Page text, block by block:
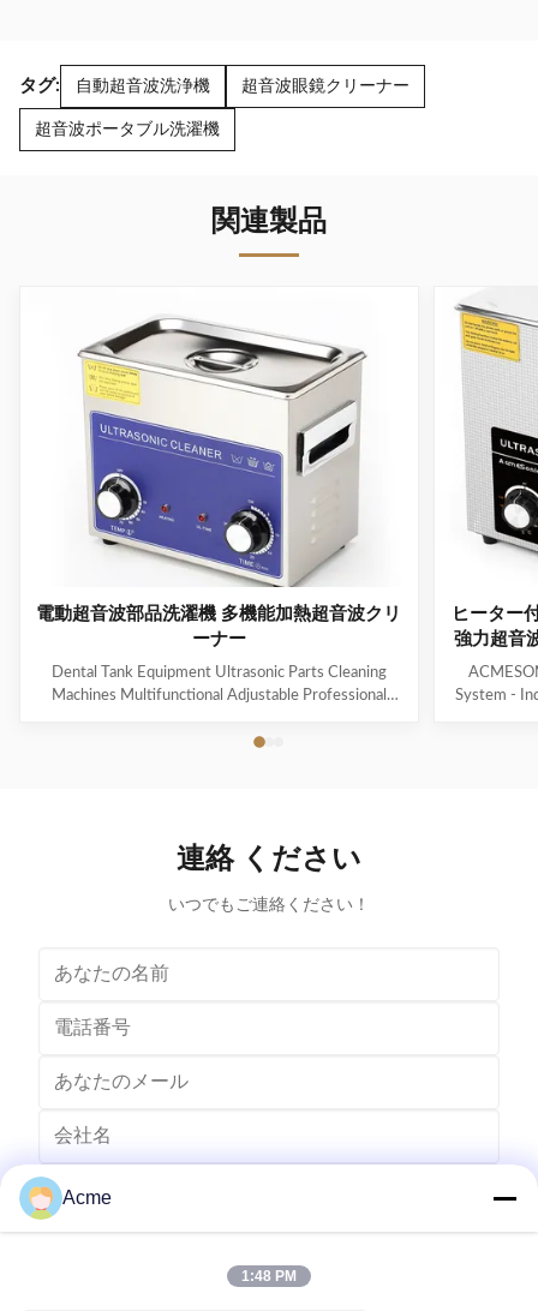
タグ: 自動超音波洗浄機 超音波眼鏡クリーナー
超音波ポータブル洗濯機
関連製品
電動超音波部品洗濯機 多機能加熱超音波クリ
ーナー
Dental Tank Equipment Ultrasonic Parts Cleaning
Machines Multifunctional Adjustable Professional
heated ultrasonic cleaner is an advanced version of an
effectiveness and efficiency. The addition of heat in a
ヒーター
強力超音
ー
System -
連絡 ください
いつでもご連絡ください！
Acme
1:48 PM